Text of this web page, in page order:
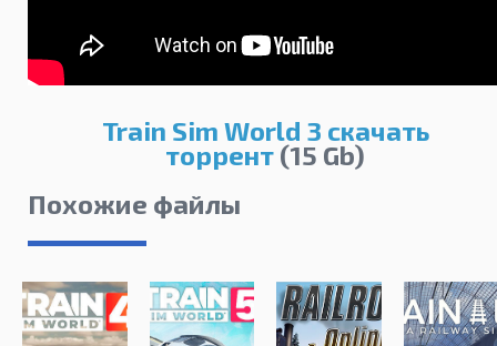
Train Sim World 3 скачать
торрент (15 Gb)
Похожие файлы